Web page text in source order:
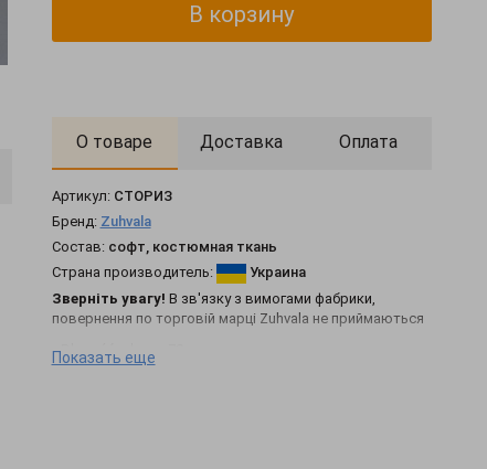
В корзину
О товаре Доставка Оплата
Артикул: СТОРИЗ
Бренд: Zuhvala
Состав: софт, костюмная ткань
Страна производитель:
Украина
Зверніть увагу! В зв'язку з вимогами фабрики,
повернення по торговій марці Zuhvala не приймаються
• Długość rękawa 78 cm
• Długość halki od pasa 42
Показать еще